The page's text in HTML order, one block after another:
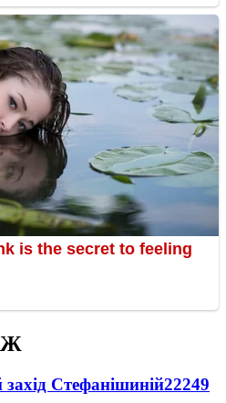
Стефанішиній22249